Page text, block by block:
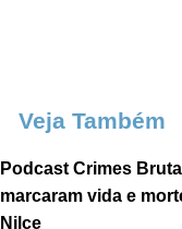
Veja Também
Podcast Crimes
marcaram vida e
Nilce